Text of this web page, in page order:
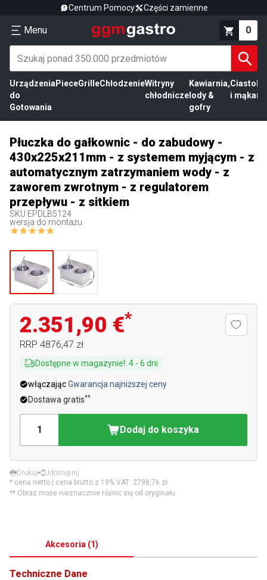
Centrum Pomocy Części zamienne
Menu 0
Urządzenia
do
Gotowania
PieceGrilleChłodzenieWitryny
chłodnicze
Kawiarnia,
lody &
gofry
Ciasto
i mąka
Płuczka do gałkownic - do zabudowy -
430x225x211mm - z systemem myjącym - z
automatycznym zatrzymaniem wody - z
zaworem zwrotnym - z regulatorem
przepływu - z sitkiem
SKU EPDLB5124
wersja do montażu
2.351,90 €*
RRP 4876,47 zł
Dostępne w magazynie!: 4 - 6 dni
włączającGwarancja najniższej ceny
Dostawa gratis**
Dodaj do koszyka
Drukuj
Udostępnij
* cena netto | cena brutto z 19% VAT: 2798,76 zł
** Obraz może nieznacznie różnić się od oryginału.
Akcesoria (1)
Techniczne Dane